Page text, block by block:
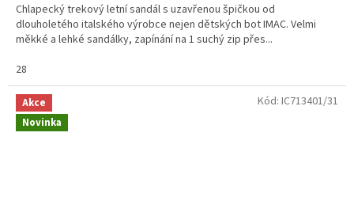
Chlapecký trekový letní sandál s uzavřenou špičkou od
dlouholetého italského výrobce nejen dětských bot IMAC. Velmi
měkké a lehké sandálky, zapínání na 1 suchý zip přes...
28
Akce
Novinka
Kód: IC713401/31